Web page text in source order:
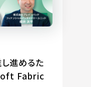
進めるた
Fabric